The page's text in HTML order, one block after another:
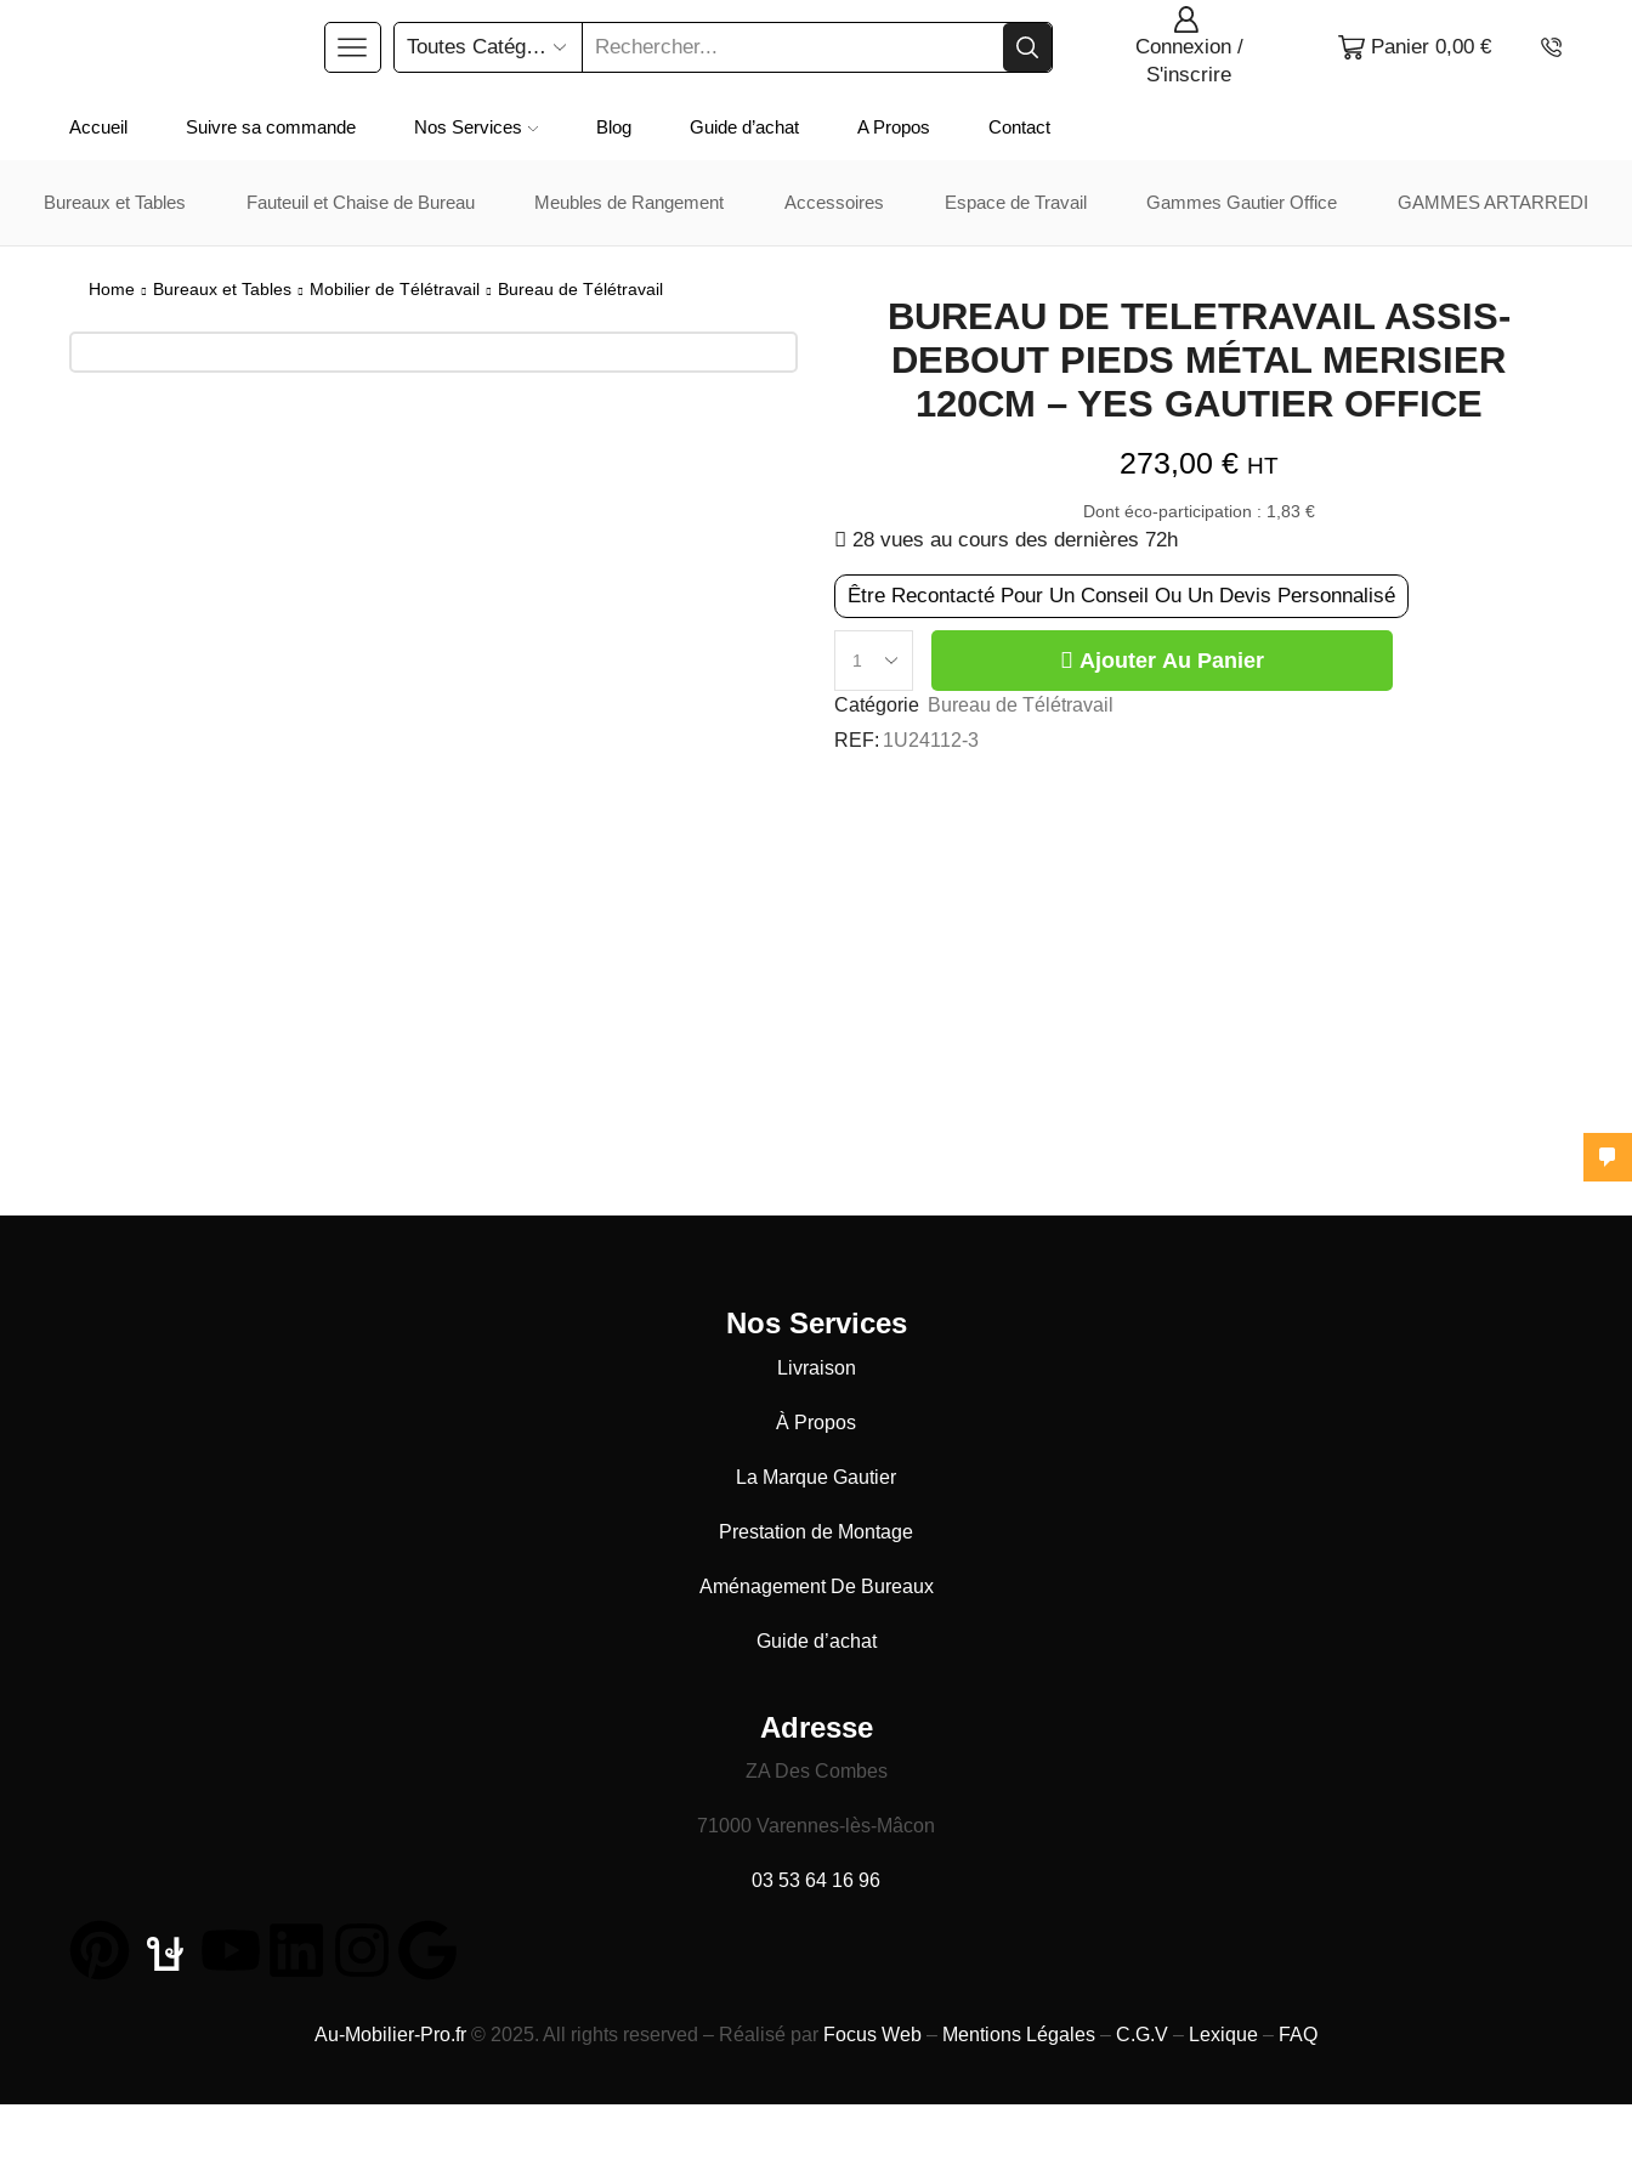
Connexion /
S'inscrire
Panier 0,00 €
Accueil Suivre sa commande Nos Services Blog Guide d’achat A Propos Contact
Bureaux et Tables Fauteuil et Chaise de Bureau Meubles de Rangement Accessoires Espace de Travail Gammes Gautier Office GAMMES ARTARREDI
Home Bureaux et Tables Mobilier de Télétravail Bureau de Télétravail
BUREAU DE TELETRAVAIL ASSIS-
DEBOUT PIEDS MÉTAL MERISIER
120CM – YES GAUTIER OFFICE
273,00 € HT
Dont éco-participation : 1,83 €
28 vues au cours des dernières 72h
Être Recontacté Pour Un Conseil Ou Un Devis Personnalisé
Ajouter Au Panier
Catégorie Bureau de Télétravail
REF: 1U24112-3
Nos Services
Livraison
À Propos
La Marque Gautier
Prestation de Montage
Aménagement De Bureaux
Guide d’achat
Adresse
ZA Des Combes
71000 Varennes-lès-Mâcon
03 53 64 16 96
Au-Mobilier-Pro.fr © 2025. All rights reserved – Réalisé par Focus Web – Mentions Légales – C.G.V – Lexique – FAQ